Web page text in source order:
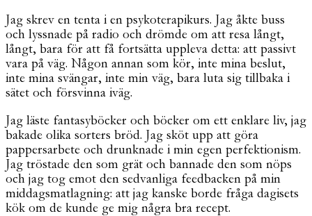
Jag skrev en tenta i en psykoterapikurs. Jag åkte buss
och lyssnade på radio och drömde om att resa långt,
långt, bara för att få fortsätta uppleva detta: att passivt
vara på väg. Någon annan som kör, inte mina beslut,
inte mina svängar, inte min väg, bara luta sig tillbaka i
sätet och försvinna iväg.
Jag läste fantasyböcker och böcker om ett enklare liv, jag
bakade olika sorters bröd. Jag sköt upp att göra
pappersarbete och drunknade i min egen perfektionism.
Jag tröstade den som grät och bannade den som nöps
och jag tog emot den sedvanliga feedbacken på min
middagsmatlagning: att jag kanske borde fråga dagisets
kök om de kunde ge mig några bra recept.